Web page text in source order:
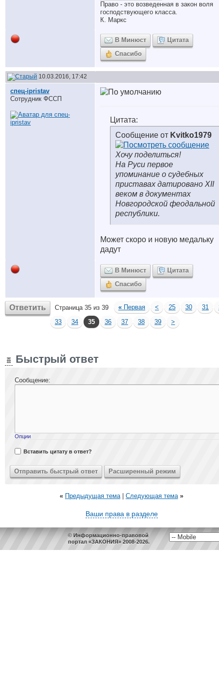
Право - это возведенная в закон воля
господствующего класса.
К. Маркс
В Минюст
Цитата
Спасибо
10.03.2016, 17:42
спец-ipristav
Сотрудник ФССП
Цитата:
Сообщение от Kvitko1979
Хочу поделиться!
На Руси первое
упоминание о судебных
приставах датировано XII
веком в документах
Новгородской феодальной
республики.
Может скоро и новую медальку
дадут
В Минюст
Цитата
Спасибо
Ответить Страница 35 из 39 « Первая < 25 30 31
33
34 35 36 37 38 39 >
Быстрый ответ
Сообщение:
Опции
Вставить цитату в ответ?
« Предыдущая тема| Следующая тема »
Ваши права в разделе
© Информационно-правовой
портал «ЗАКОНИЯ» 2008-2026.